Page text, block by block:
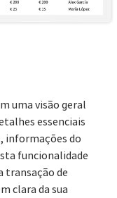
uma visão geral
essenciais
informações do
funcionalidade
transação de
clara da sua